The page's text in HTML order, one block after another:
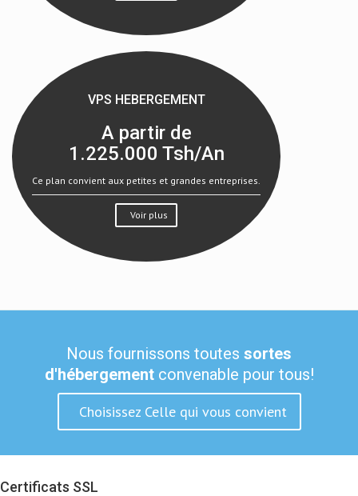
VPS HEBERGEMENT
A partir de
1.225.000 Tsh/An
Ce plan convient aux petites et grandes entreprises.
Voir plus
Nous fournissons toutes sortes
d'hébergementconvenable pour tous!
Choisissez Celle qui vous convient
Certificats SSL